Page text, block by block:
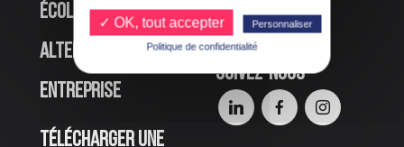
École
Alternance
Entreprise
Événements en
ligne
Suivez-nous
Télécharger une
✓ OK, tout accepter
Personnaliser
Politique de confidentialité